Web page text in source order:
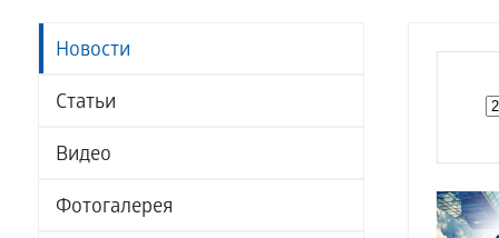
Новости
Статьи
Видео
Фотогалерея